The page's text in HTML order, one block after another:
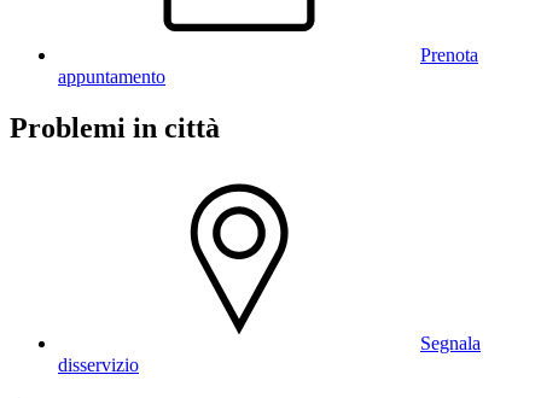
Prenota
appuntamento
Problemi in città
Segnala
disservizio